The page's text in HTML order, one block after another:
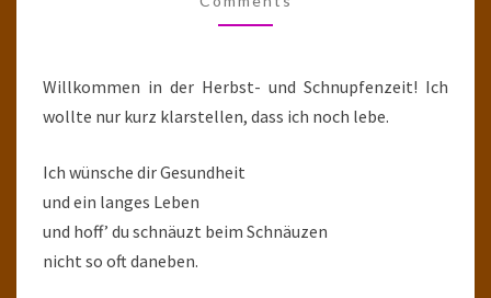
Willkommen in der Herbst- und Schnupfenzeit! Ich
wollte nur kurz klarstellen, dass ich noch lebe.
Ich wünsche dir Gesundheit
und ein langes Leben
und hoff’ du schnäuzt beim Schnäuzen
nicht so oft daneben.